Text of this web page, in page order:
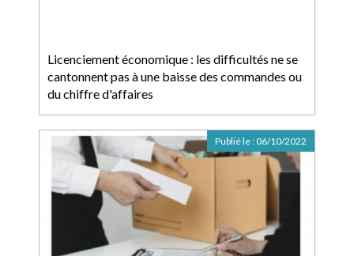
Licenciement économique : les difficultés ne se
cantonnent pas à une baisse des commandes ou
du chiffre d'affaires
Publié le : 06/10/2022